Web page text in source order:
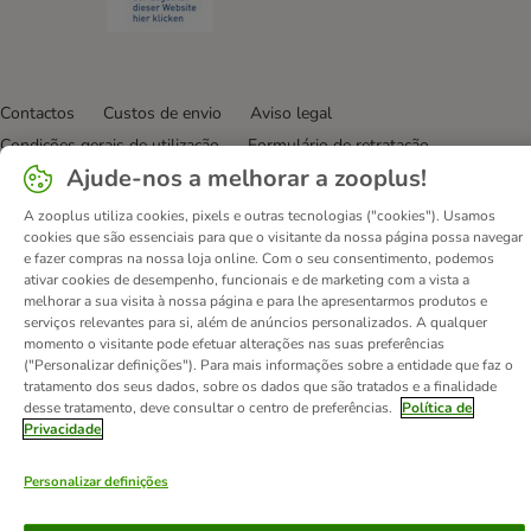
Contactos Custos de envio
Aviso legal
Condições gerais de utilização
Formulário de retratação
Métodos de pagamento
Quem somos DSA
Emprego
Política de privacidade
Website Corporativo
Declaração de acessibilidade
© zooplus SE2026
Ajude-nos a melhorar a zooplus!
A zooplus utiliza cookies, pixels e outras tecnologias ("cookies"). Usamos
cookies que são essenciais para que o visitante da nossa página possa navegar
e fazer compras na nossa loja online. Com o seu consentimento, podemos
ativar cookies de desempenho, funcionais e de marketing com a vista a
melhorar a sua visita à nossa página e para lhe apresentarmos produtos e
serviços relevantes para si, além de anúncios personalizados. A qualquer
momento o visitante pode efetuar alterações nas suas preferências
("Personalizar definições"). Para mais informações sobre a entidade que faz o
tratamento dos seus dados, sobre os dados que são tratados e a finalidade
desse tratamento, deve consultar o centro de preferências.
Política de
Privacidade
Personalizar definições